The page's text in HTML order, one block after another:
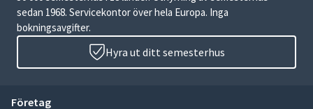
sedan 1968. Servicekontor över hela Europa. Inga
bokningsavgifter.
Hyra ut ditt semesterhus
Företag